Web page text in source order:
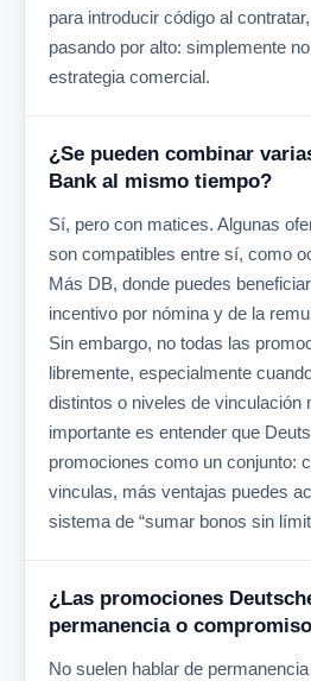
para introducir código al
pasando por alto: simplemente
estrategia comercial.
¿Se pueden combinar
Bank al mismo tiempo?
Sí, pero con matices. Algunas
son compatibles entre sí, como
Más DB, donde puedes
incentivo por nómina y de la
Sin embargo, no todas las
libremente, especialmente
distintos o niveles de vinculación
importante es entender que
promociones como un conjunto:
vinculas, más ventajas puedes
sistema de “sumar bonos sin
¿Las promociones
permanencia o
No suelen hablar de